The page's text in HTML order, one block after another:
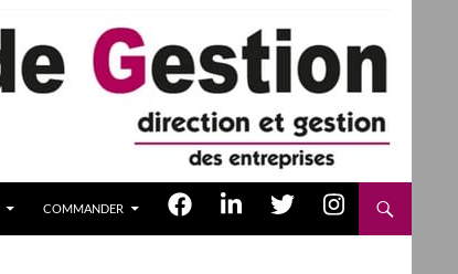
COMMANDER